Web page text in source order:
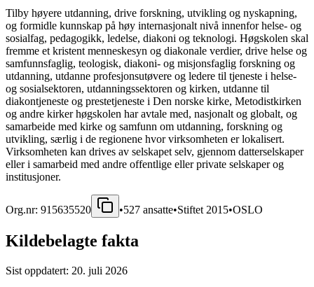
Tilby høyere utdanning, drive forskning, utvikling og nyskapning,
og formidle kunnskap på høy internasjonalt nivå innenfor helse- og
sosialfag, pedagogikk, ledelse, diakoni og teknologi. Høgskolen skal
fremme et kristent menneskesyn og diakonale verdier, drive helse og
samfunnsfaglig, teologisk, diakoni- og misjonsfaglig forskning og
utdanning, utdanne profesjonsutøvere og ledere til tjeneste i helse-
og sosialsektoren, utdanningssektoren og kirken, utdanne til
diakontjeneste og prestetjeneste i Den norske kirke, Metodistkirken
og andre kirker høgskolen har avtale med, nasjonalt og globalt, og
samarbeide med kirke og samfunn om utdanning, forskning og
utvikling, særlig i de regionene hvor virksomheten er lokalisert.
Virksomheten kan drives av selskapet selv, gjennom datterselskaper
eller i samarbeid med andre offentlige eller private selskaper og
institusjoner.
Org.nr: 915635520 •527 ansatte•Stiftet 2015•OSLO
Kildebelagte fakta
Sist oppdatert: 20. juli 2026